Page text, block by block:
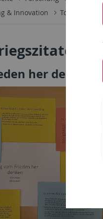
& Innovation
Tools für
her denken​